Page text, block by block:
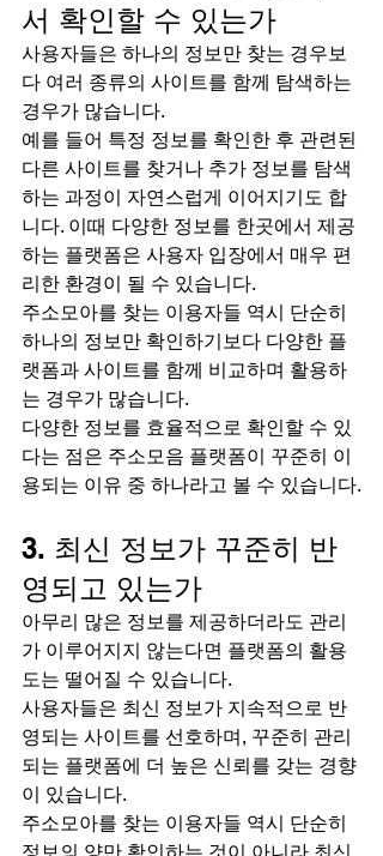
서 확인할 수 있는가
사용자들은 하나의 정보만 찾는 경우보
다 여러 종류의 사이트를 함께 탐색하는
경우가 많습니다.
예를 들어 특정 정보를 확인한 후 관련된
다른 사이트를 찾거나 추가 정보를 탐색
하는 과정이 자연스럽게 이어지기도 합
니다. 이때 다양한 정보를 한곳에서 제공
하는 플랫폼은 사용자 입장에서 매우 편
리한 환경이 될 수 있습니다.
주소모아를 찾는 이용자들 역시 단순히
하나의 정보만 확인하기보다 다양한 플
랫폼과 사이트를 함께 비교하며 활용하
는 경우가 많습니다.
다양한 정보를 효율적으로 확인할 수 있
다는 점은 주소모음 플랫폼이 꾸준히 이
용되는 이유 중 하나라고 볼 수 있습니다.
3. 최신 정보가 꾸준히 반
영되고 있는가
아무리 많은 정보를 제공하더라도 관리
가 이루어지지 않는다면 플랫폼의 활용
도는 떨어질 수 있습니다.
사용자들은 최신 정보가 지속적으로 반
영되는 사이트를 선호하며, 꾸준히 관리
되는 플랫폼에 더 높은 신뢰를 갖는 경향
이 있습니다.
주소모아를 찾는 이용자들 역시 단순히